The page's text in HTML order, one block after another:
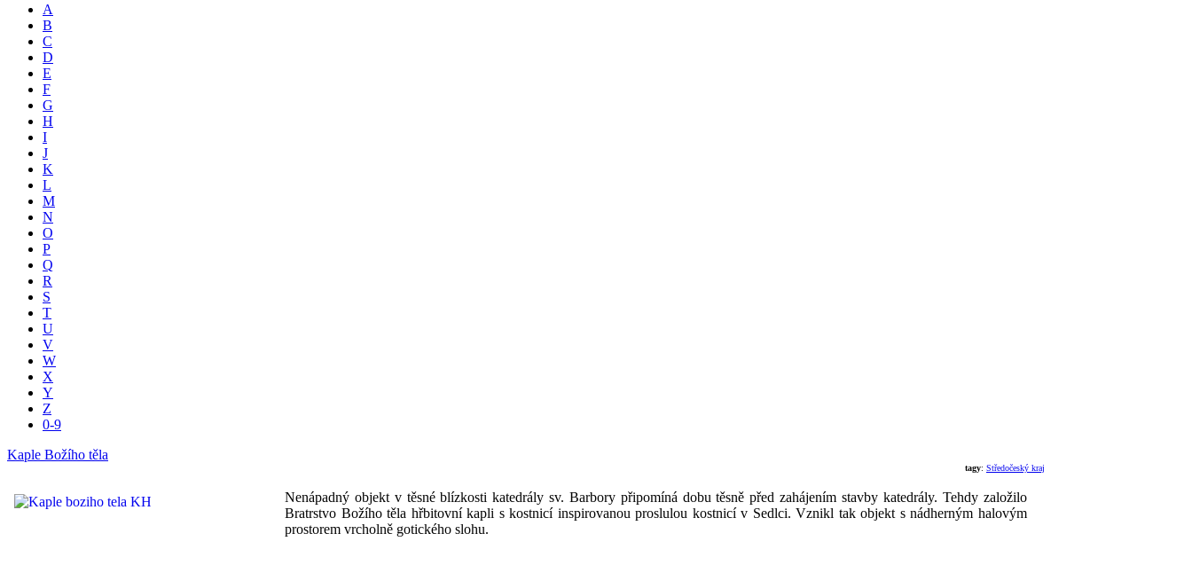
A
B
C
D
E
F
G
H
I
J
K
L
M
N
O
P
Q
R
S
T
U
V
W
X
Y
Z
0-9
tagy: Středočeský kraj
Kaple Božího těla
Nenápadný objekt v těsné blízkosti katedrály sv. Barbory připomíná dobu těsně před zahájením stavby katedrály. Tehdy založilo
Bratrstvo Božího těla hřbitovní kapli s kostnicí inspirovanou proslulou kostnicí v Sedlci. Vznikl tak objekt s nádherným halovým
prostorem vrcholně gotického slohu.